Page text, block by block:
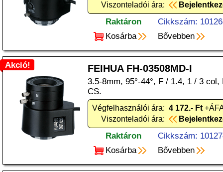
Viszonteladói ára:
Raktáron
Cikkszám:
Kosárba
Bővebben
Akció! FEIHUA FH-03508MD-I
3.5-8mm, 95°-44°, F / 1.4, 1 / 3
CS.
Végfelhasználói ára: 4 172.- Ft
Viszonteladói ára:
Raktáron
Cikkszám:
Kosárba
Bővebben